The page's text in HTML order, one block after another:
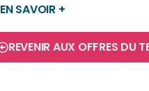
EN SAVOIR +
REVENIR AUX OFFRES DU